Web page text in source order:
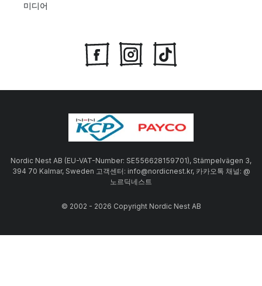
미디어
Nordic Nest AB (EU-VAT-Number: SE556628159701), Stämpelvägen 3,
394 70 Kalmar, Sweden 고객센터: info@nordicnest.kr, 카카오톡 채널: @
노르딕네스트
© 2002 - 2026 Copyright Nordic Nest AB